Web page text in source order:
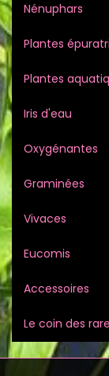
Nénuphars
Plantes
Plantes
Iris d'eau
Oxygénantes
Graminées
Vivaces
Eucomis
Accessoires
Le coin des